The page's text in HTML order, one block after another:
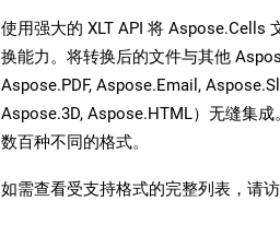
使用强大的 XLT API 将 Aspose.Cells
换能力。将转换后的文件与其他
Aspose.PDF, Aspose.Email,
Aspose.3D, Aspose.HTML）无缝集
数百种不同的格式。
如需查看受支持格式的完整列表，请